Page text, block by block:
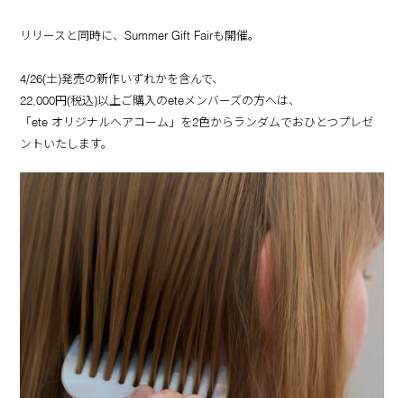
リリースと同時に、Summer Gift Fairも開催。
4/26(土)発売の新作いずれかを含んで、
22,000円(税込)以上ご購入のeteメンバーズの方へは、
「ete オリジナルヘアコーム」を2色からランダムでおひとつプレゼ
ントいたします。